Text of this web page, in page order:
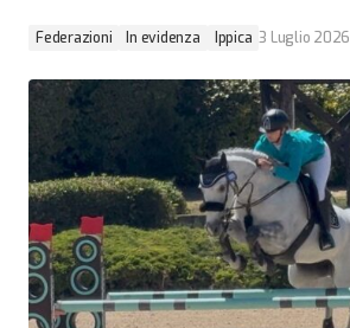
Federazioni In evidenza Ippica 3 Luglio 2026